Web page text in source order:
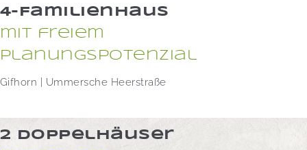
4-Familienhaus
mit freiem
Planungspotenzial
Gifhorn | Ummersche Heerstraße
2 Doppelhäuser